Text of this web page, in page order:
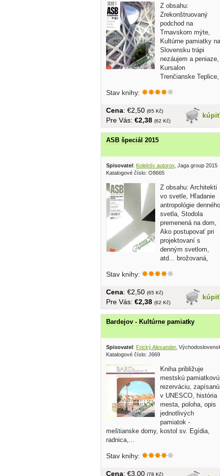
Z obsahu:
Zrekonštruovaný
podchod na
Trnavskom mýte,
Kultúrne pamiatky na
Slovensku trápi
nezáujem a peniaze,
Kursalon
Trenčianske Teplice,
Stav knihy:
kúpiť
Cena: €2,50 (65 Kč)
Pre Vás: €2,38 (62 Kč)
ASB špeciál 2015
Spisovatel: Kolektív autorov, Jaga group 2015
Katalogové číslo: O8665
Z obsahu: Architekti
vo svetle, Hľadanie
antropológie denného
svetla, Stodola
premenená na dom,
Ako postupovať pri
projektovaní s
denným svetlom,
atd... brožovaná,
Stav knihy:
kúpiť
Cena: €2,50 (65 Kč)
Pre Vás: €2,38 (62 Kč)
Bardejov - Kultúrne pamiatky
Spisovatel: Frický Alexander,
Katalogové číslo: J669
Kniha približuje
mestskú pamiatkovú
rezerváciu, zapísanú
v UNESCO, história
mesta, poloha, opis
jednotlivých
pamiatok -
meštianske domy, kostol sv. Egídia,
radnica,...
Stav knihy:
Cena: €3,00 (78 Kč)